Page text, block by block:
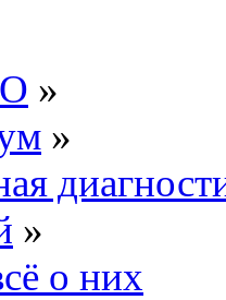
»
»
»
о них